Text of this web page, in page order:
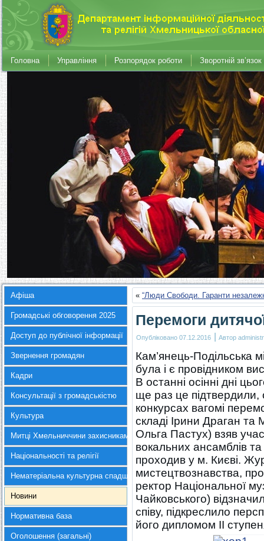
Головна Управління Розпорядок роботи Зворотній зв’язок
Афіша
Громадські обговорення 2025
Доступ до публічної інформації
Звернення громадян
Кадри
Консультації з громадськістю
Культура
Митці Хмельниччини захисникам України
Національності та релігії
Нематеріальна культурна спадщина
Новини
Нормативна база
Оголошення (загальні)
« “Люди Свободи. Гаранти
Перемоги
Опубліковано 07.12.2016 | Автор
Кам’янець-Подільська
була і є провідником
В останні осінні дні
ще раз це
конкурсах вагомі
складі Ірини Драган
Ольга Пастух) взяв
вокальних ансамблів
проходив у м. Києві.
мистецтвознавства,
ректор Національної
Чайковського)
співу, підкреслило
його дипломом ІІ